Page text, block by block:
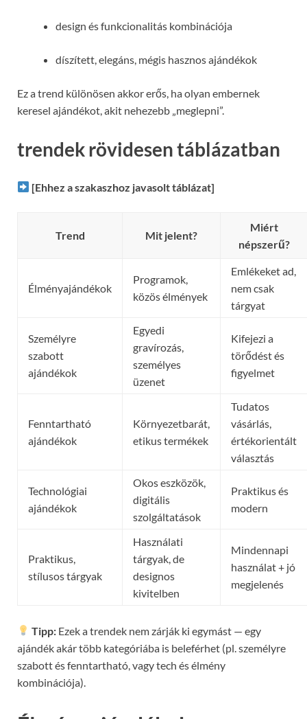
design és funkcionalitás kombinációja
díszített, elegáns, mégis hasznos ajándékok
Ez a trend különösen akkor erős, ha olyan embernek
keresel ajándékot, akit nehezebb „meglepni”.
trendek rövidesen táblázatban
[Ehhez a szakaszhoz javasolt táblázat]
Trend Mit jelent?
Miért
népszerű?
Élményajándékok
Programok,
közös élmények
Emlékeket ad,
nem csak
tárgyat
Személyre
szabott
ajándékok
Egyedi
gravírozás,
személyes
üzenet
Kifejezi a
törődést és
figyelmet
Fenntartható
ajándékok
Környezetbarát,
etikus termékek
Tudatos
vásárlás,
értékorientált
választás
Technológiai
ajándékok
Okos eszközök,
digitális
szolgáltatások
Praktikus és
modern
Praktikus,
stílusos tárgyak
Használati
tárgyak, de
designos
kivitelben
Mindennapi
használat + jó
megjelenés
Tipp: Ezek a trendek nem zárják ki egymást — egy
ajándék akár több kategóriába is beleférhet (pl. személyre
szabott és fenntartható, vagy tech és élmény
kombinációja).